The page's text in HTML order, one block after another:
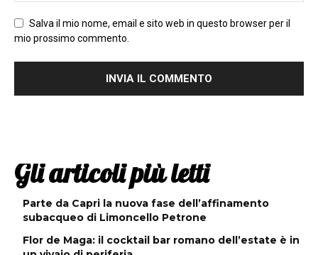
Salva il mio nome, email e sito web in questo browser per il
mio prossimo commento.
Gli articoli più letti
Parte da Capri la nuova fase dell’affinamento
subacqueo di Limoncello Petrone
Flor de Maga: il cocktail bar romano dell’estate è in